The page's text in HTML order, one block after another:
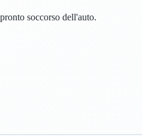
soccorso dell'auto.